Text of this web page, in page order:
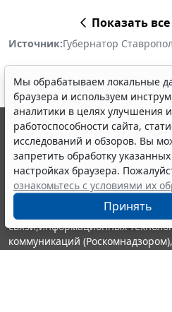
Показать
Источник:Губернатор
Мы обрабатываем локальные
браузера и используем
аналитики в целях улучшения
работоспособности сайта,
исследований и обзоров. Вы
запретить обработку
настройках браузера.
ознакомьтесь с условиями их
Принять
© ООО "НПП "ГАРАНТ-СЕРВИС",
выпускается с 1990 года.
являются участниками
информации ГАРАНТ.
Портал ГАРАНТ.РУ
издания Федеральной службой
связи,информационных
коммуникаций